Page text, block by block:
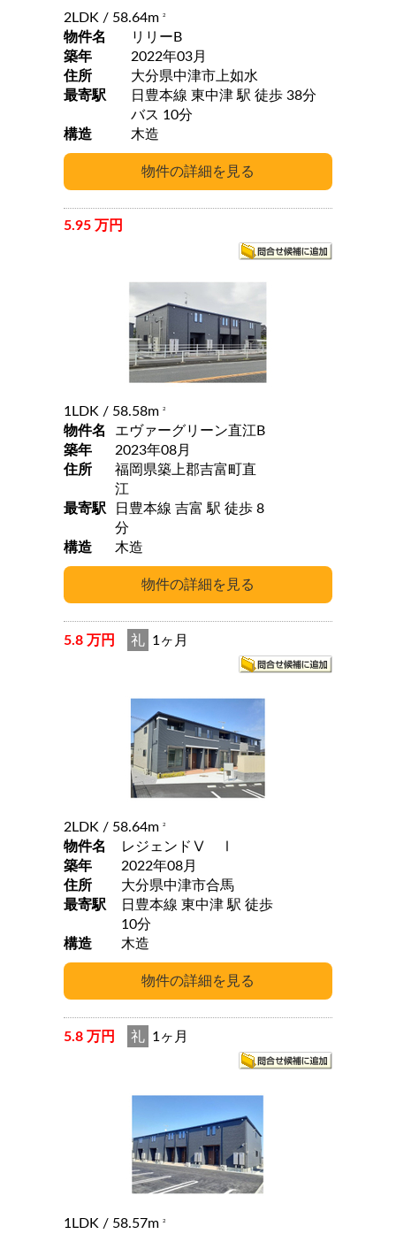
2LDK / 58.64m 2
物件名
リリーB
築年
2022年03月
住所
大分県中津市上如水
最寄駅
日豊本線 東中津 駅 徒歩 38分
バス 10分
構造
木造
5.95 万円
1LDK / 58.58m 2
物件名
エヴァーグリーン直江B
築年
2023年08月
住所
福岡県築上郡吉富町直
江
最寄駅
日豊本線 吉富 駅 徒歩 8
分
構造
木造
5.8 万円 礼 1ヶ月
2LDK / 58.64m 2
物件名
レジェンドⅤ Ⅰ
築年
2022年08月
住所
大分県中津市合馬
最寄駅
日豊本線 東中津 駅 徒歩
10分
構造
木造
5.8 万円 礼 1ヶ月
1LDK / 58.57m 2